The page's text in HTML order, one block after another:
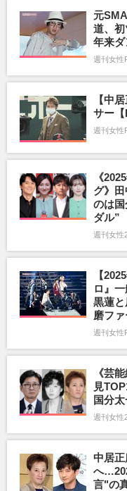
元
道、
年来
週刊女性
【中
サー【
週刊女性
《
グ》
のは
ダル”
週刊女性
【
ロ』
黒蓮
磨フ
週刊女性
《芸
見
国分
週刊女性
中居
へ
言"の